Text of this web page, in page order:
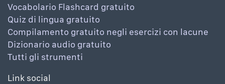
Vocabolario Flashcard gratuito
Quiz di lingua gratuito
Compilamento gratuito negli esercizi con lacune
Dizionario audio gratuito
Tutti gli strumenti
Link social